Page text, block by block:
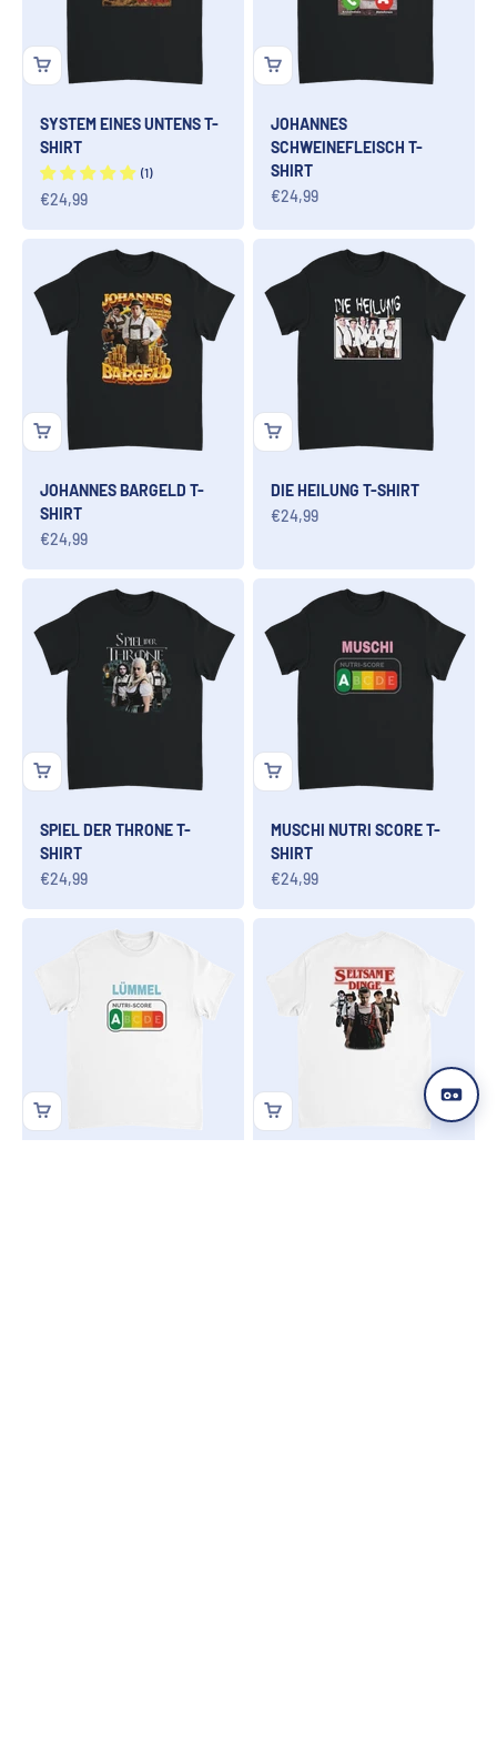
SYSTEM EINES UNTENS T-
SHIRT
Angebot
€24,99
JOHANNES
SCHWEINEFLEISCH T-
SHIRT
Angebot
€24,99
JOHANNES BARGELD T-
SHIRT
Angebot
€24,99
DIE HEILUNG T-SHIRT
Angebot
€24,99
SPIEL DER THRONE T-
SHIRT
Angebot
€24,99
MUSCHI NUTRI SCORE T-
SHIRT
Angebot
€24,99